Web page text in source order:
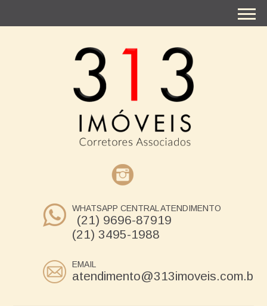
WHATSAPP CENTRAL ATENDIMENTO
(21) 9696-87919
(21) 3495-1988
EMAIL
atendimento@313imoveis.com.br